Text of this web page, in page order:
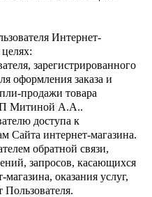
Интернет-
зарегистрированного
оформления заказа и
продажи товара
Митиной А.А..
доступа к
Сайта интернет-магазина.
обратной связи,
запросов, касающихся
оказания услуг,
Пользователя.